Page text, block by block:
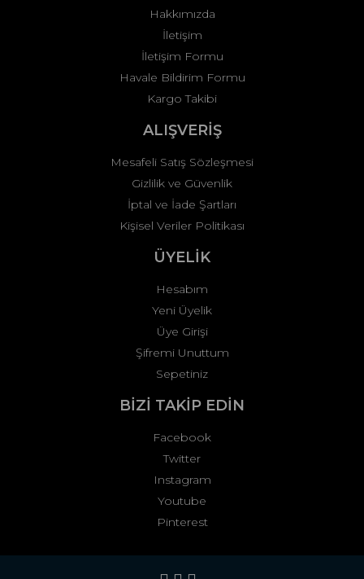
Gönder
Hakkımızda
İletişim
İletişim Formu
Havale Bildirim Formu
Kargo Takibi
ALIŞVERİŞ
Mesafeli Satış Sözleşmesi
Gizlilik ve Güvenlik
İptal ve İade Şartları
Kişisel Veriler Politikası
ÜYELİK
Hesabım
Yeni Üyelik
Üye Girişi
Şifremi Unuttum
Sepetiniz
BİZİ TAKİP EDİN
Facebook
Twitter
Instagram
Youtube
Pinterest